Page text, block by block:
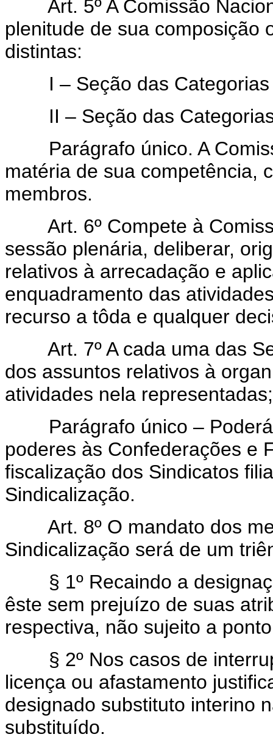
Art. 5º A Comissão
plenitude de sua
distintas:
I – Seção das Categorias
II – Seção das Categorias
Parágrafo único. A
matéria de sua competência,
membros.
Art. 6º Compete à
sessão plenária, deliberar,
relativos à arrecadação e
enquadramento das
recurso a tôda e qualquer
Art. 7º A cada uma das
dos assuntos relativos à
atividades nela representadas;
Parágrafo único – Poderá
poderes às Confederações e
fiscalização dos Sindicatos
Sindicalização.
Art. 8º O mandato dos
Sindicalização será de um
§ 1º Recaindo a
êste sem prejuízo de suas
respectiva, não sujeito a
§ 2º Nos casos de
licença ou afastamento
designado substituto interino
substituído.